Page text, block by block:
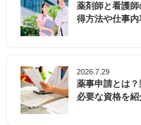
薬剤師と看護
得方法や仕事
2026.7.29
薬事申請とは
必要な資格を紹